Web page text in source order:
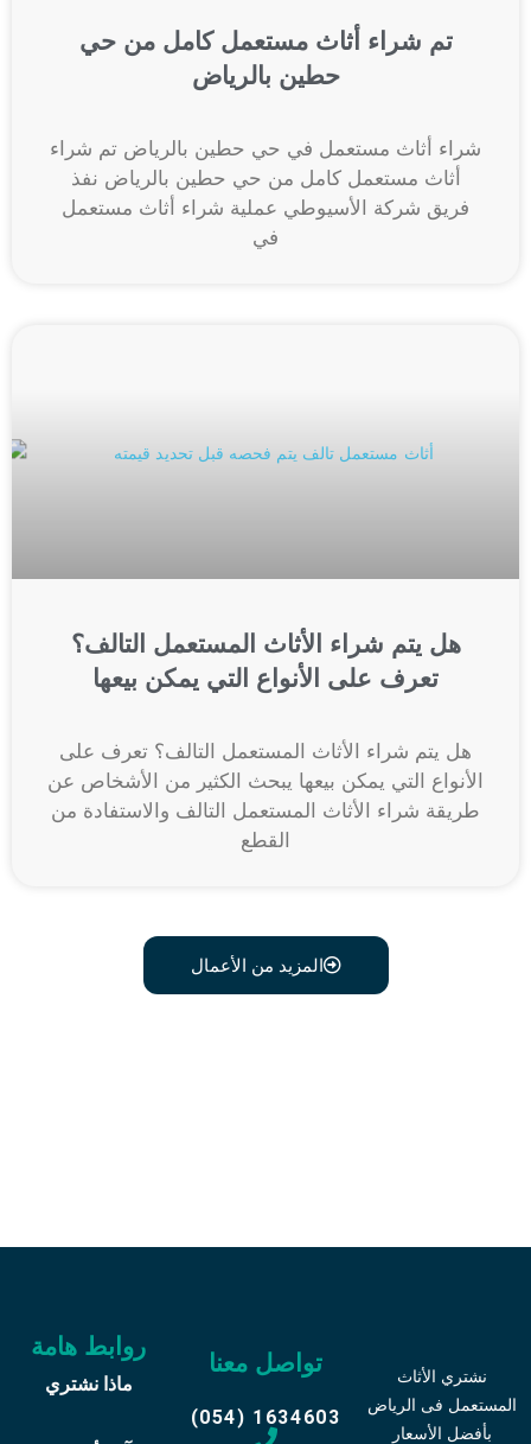
تم شراء أثاث مستعمل كامل من حي
حطين بالرياض
شراء أثاث مستعمل في حي حطين بالرياض تم شراء
أثاث مستعمل كامل من حي حطين بالرياض نفذ
فريق شركة الأسيوطي عملية شراء أثاث مستعمل
في
هل يتم شراء الأثاث المستعمل التالف؟
تعرف على الأنواع التي يمكن بيعها
هل يتم شراء الأثاث المستعمل التالف؟ تعرف على
الأنواع التي يمكن بيعها يبحث الكثير من الأشخاص عن
طريقة شراء الأثاث المستعمل التالف والاستفادة من
القطع
المزيد من الأعمال
روابط هامة
ماذا نشتري
تواصل معنا
(054) 1634603
نشتري الأثاث
المستعمل فى الرياض
بأفضل الأسعار